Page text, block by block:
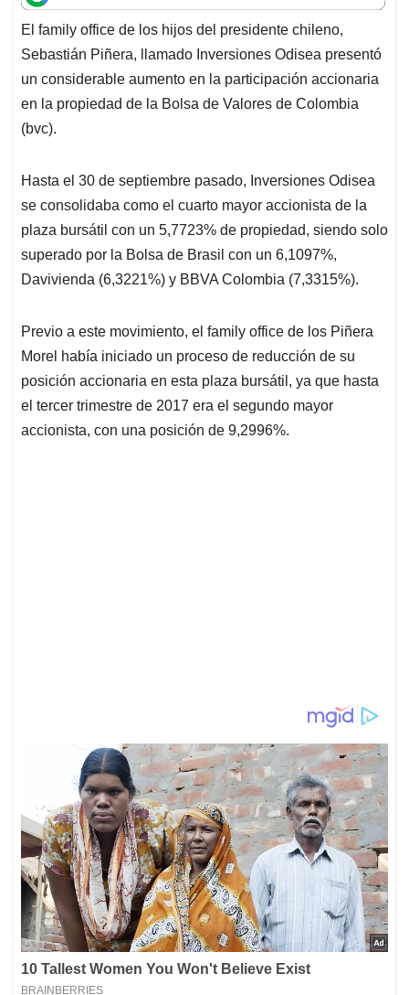
t
s
A
p
p
e
b
o
o
k
k
e
d
I
n
i
l
e
a
d
s
El family office de los hijos del presidente chileno,
Sebastián Piñera, llamado Inversiones Odisea presentó
un considerable aumento en la participación accionaria
en la propiedad de la Bolsa de Valores de Colombia
(bvc).
Hasta el 30 de septiembre pasado, Inversiones Odisea
se consolidaba como el cuarto mayor accionista de la
plaza bursátil con un 5,7723% de propiedad, siendo solo
superado por la Bolsa de Brasil con un 6,1097%,
Davivienda (6,3221%) y BBVA Colombia (7,3315%).
Previo a este movimiento, el family office de los Piñera
Morel había iniciado un proceso de reducción de su
posición accionaria en esta plaza bursátil, ya que hasta
el tercer trimestre de 2017 era el segundo mayor
accionista, con una posición de 9,2996%.